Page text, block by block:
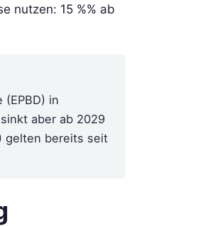
nutzen: 15 %% ab
in
aber ab 2029
gelten bereits seit